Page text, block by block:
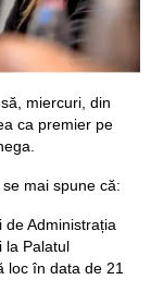
miercuri, din
ca premier pe
mai spune că:
de Administrația
la Palatul
loc în data de 21